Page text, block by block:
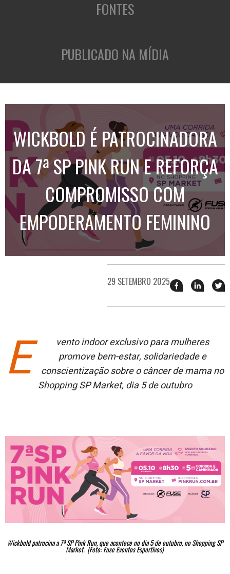
FONTES
PUBLICADO NA MÍDIA
WICKBOLD É PATROCINADORA
DA 7ª SP PINK RUN E REFORÇA
COMPROMISSO COM
EMPODERAMENTO FEMININO
29 SETEMBRO 2025 Compartilhar
esse
no
esse
no
E vento indoor exclusivopara mulheres
promove bem-estar, solidariedade e
conscientização sobre o câncer de mama no
Shopping SP Market, dia 5 de outubro
Wickbold patrocina a 7ª SP Pink Run, que acontece no dia 5 de outubro, no Shopping SP
Market. (Foto: Fuse Eventos Esportivos)